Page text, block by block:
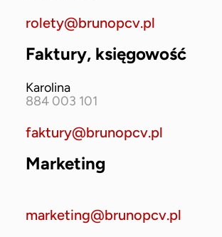
rolety@brunopcv.pl
Faktury, księgowość
Karolina
884 003 101
faktury@brunopcv.pl
Marketing
marketing@brunopcv.pl